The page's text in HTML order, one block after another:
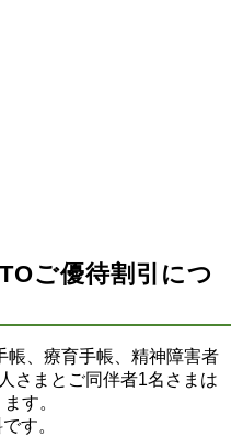
ご優待割引につ
帳、療育手帳、精神障害者
さまとご同伴者1名さまは
す。
す。